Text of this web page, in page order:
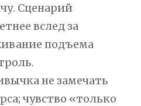
Сценарий
вслед за
подъема
не замечать
чувство «только